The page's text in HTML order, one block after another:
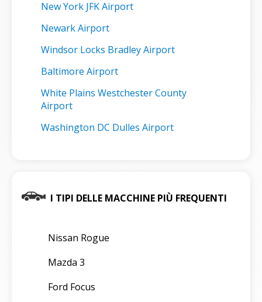
New York JFK Airport
Newark Airport
Windsor Locks Bradley Airport
Baltimore Airport
White Plains Westchester County
Airport
Washington DC Dulles Airport
I TIPI DELLE MACCHINE PIÙ FREQUENTI
Nissan Rogue
Mazda 3
Ford Focus